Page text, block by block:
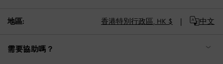
地區: 香港特別行政區, HK $ 中文
需要協助嗎？